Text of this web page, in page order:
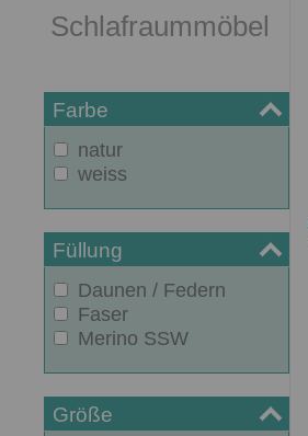
Schlafraummöbel
Farbe
natur
weiss
Füllung
Daunen / Federn
Faser
Merino SSW
Größe